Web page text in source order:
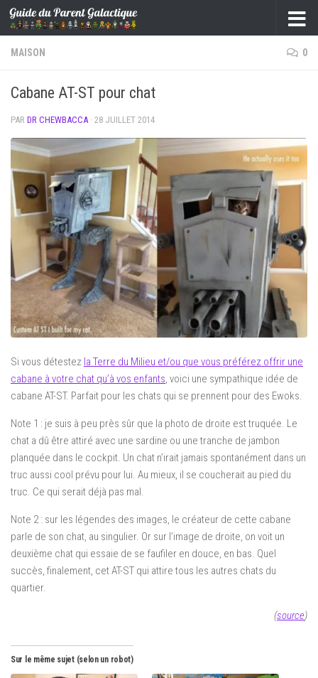
Skip to content
MAISON 0
Cabane AT-ST pour chat
PAR DR CHEWBACCA · 28 JUILLET 2014
Si vous détestez la Terre du Milieu et/ou que vous préférez offrir une
cabane à votre chat qu’à vos enfants, voici une sympathique idée de
cabane AT-ST. Parfait pour les chats qui se prennent pour des Ewoks.
Note 1 : je suis à peu près sûr que la photo de droite est truquée. Le
chat a dû être attiré avec une sardine ou une tranche de jambon
planquée dans le cockpit. Un chat n’irait jamais spontanément dans un
truc aussi cool prévu pour lui. Au mieux, il se coucherait au pied du
truc. Ce qui serait déjà pas mal.
Note 2 : sur les légendes des images, le créateur de cette cabane
parle de son chat, au singulier. Or sur l’image de droite, on voit un
deuxième chat qui essaie de se faufiler en douce, en bas. Quel
succès, finalement, cet AT-ST qui attire tous les autres chats du
quartier.
(source)
Sur le même sujet (selon un robot)